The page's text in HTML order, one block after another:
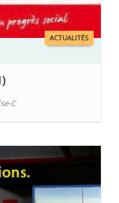
ACTUALITÉS
C